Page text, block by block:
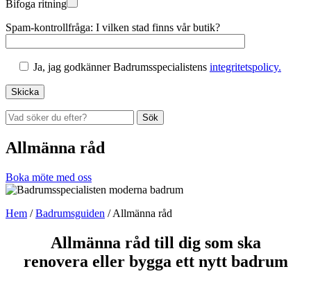
Bifoga ritning
Spam-kontrollfråga: I vilken stad finns vår butik?
Ja, jag godkänner Badrumsspecialistens integritetspolicy.
Sök
Allmänna råd
Boka möte med oss
Hem /Badrumsguiden /Allmänna råd
Allmänna råd till dig som ska
renovera eller bygga ett nytt badrum